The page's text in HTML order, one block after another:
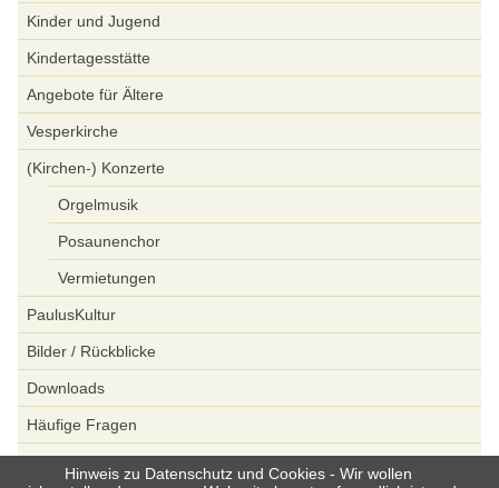
Kinder und Jugend
Kindertagesstätte
Angebote für Ältere
Vesperkirche
(Kirchen-) Konzerte
Orgelmusik
Posaunenchor
Vermietungen
PaulusKultur
Bilder / Rückblicke
Downloads
Häufige Fragen
Spenden
Hinweis zu Datenschutz und Cookies - Wir wollen